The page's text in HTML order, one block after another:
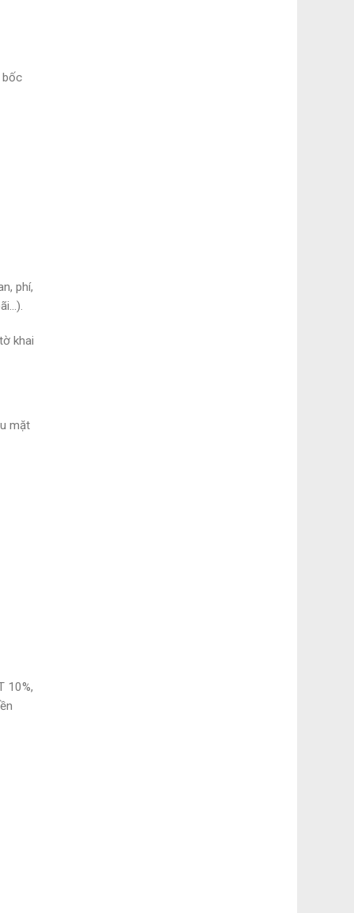
bốc
phí,
khai
mặt
10%,